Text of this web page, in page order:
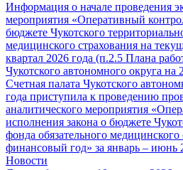
Информация о начале проведения
мероприятия «Оперативный
бюджете Чукотского
медицинского страхования на
квартал 2026 года (п.2.5 Плана
Чукотского автономного округа на
Счетная палата Чукотского
года приступила к проведению
аналитического мероприятия
исполнения закона о бюджете
фонда обязательного
финансовый год» за январь – июнь
Новости